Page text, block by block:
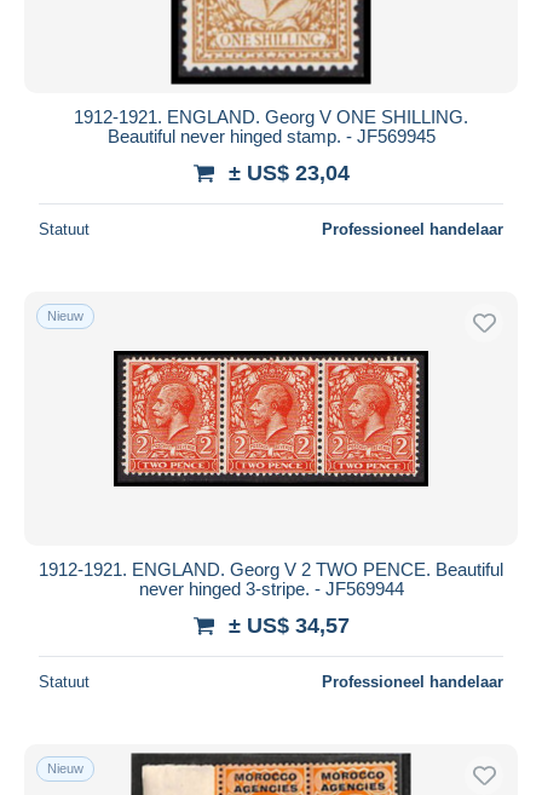
1912-1921. ENGLAND. Georg V ONE SHILLING.
Beautiful never hinged stamp. - JF569945
± US$ 23,04
Statuut Professioneel handelaar
Nieuw
1912-1921. ENGLAND. Georg V 2 TWO PENCE. Beautiful
never hinged 3-stripe. - JF569944
± US$ 34,57
Statuut Professioneel handelaar
Nieuw